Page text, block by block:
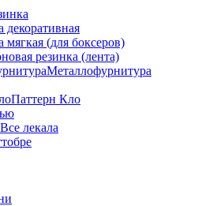
декоративная
мягкая (для боксеров)
резинка (лента)
Металлофурнитура
Паттерн Кло
Все лекала